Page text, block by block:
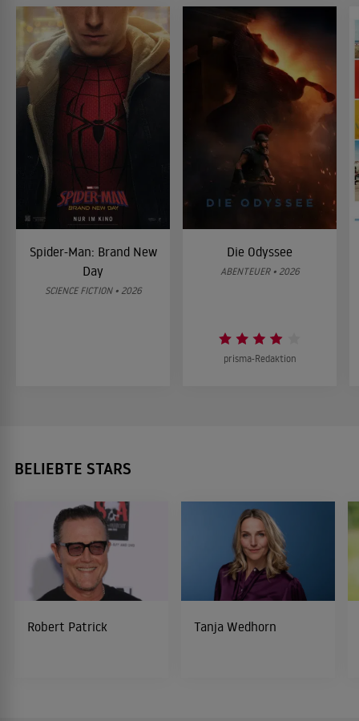
Spider-Man: Brand New
Day
SCIENCE FICTION • 2026
Die Odyssee
ABENTEUER • 2026
prisma-Redaktion
BELIEBTE STARS
Robert Patrick Tanja Wedhorn